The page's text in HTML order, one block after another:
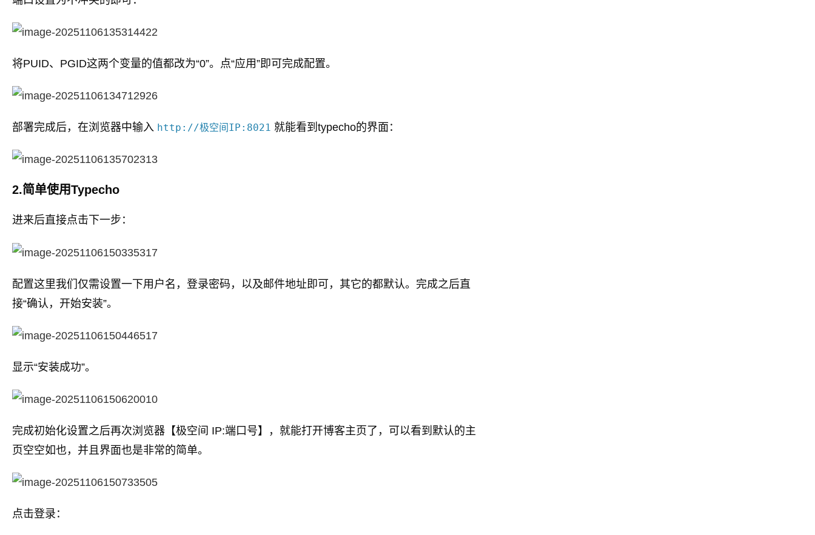
将PUID、PGID这两个变量的值都改为“0”。点“应用”即可完成配置。
部署完成后，在浏览器中输入 http://极空间IP:8021 就能看到typecho的界面：
2.简单使用Typecho
进来后直接点击下一步：
配置这里我们仅需设置一下用户名，登录密码，以及邮件地址即可，其它的都默认。完成之后直
接“确认，开始安装”。
显示“安装成功”。
完成初始化设置之后再次浏览器【极空间 IP:端口号】，就能打开博客主页了，可以看到默认的主
页空空如也，并且界面也是非常的简单。
点击登录：